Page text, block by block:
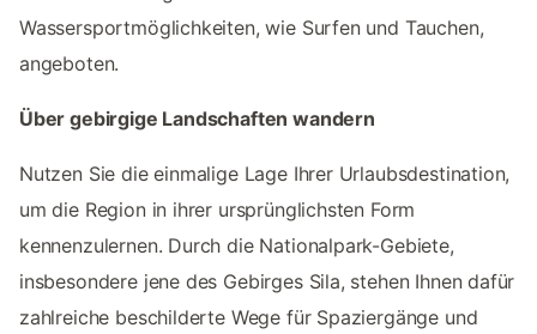
Wassersportmöglichkeiten, wie Surfen und Tauchen,
angeboten.
Über gebirgige Landschaften wandern
Nutzen Sie die einmalige Lage Ihrer Urlaubsdestination,
um die Region in ihrer ursprünglichsten Form
kennenzulernen. Durch die Nationalpark-Gebiete,
insbesondere jene des Gebirges Sila, stehen Ihnen dafür
zahlreiche beschilderte Wege für Spaziergänge und